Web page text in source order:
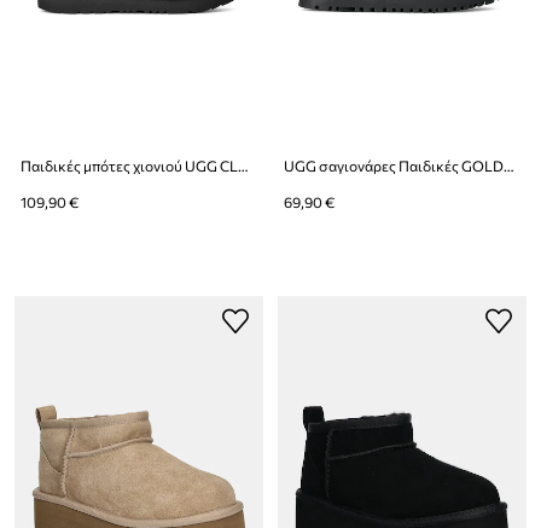
Παιδικές μπότες χιονιού UGG CLASSIC MICRO
109,90 €
UGG σαγιονάρες Παιδικές GOLDENGLOW SLIDE
69,90 €